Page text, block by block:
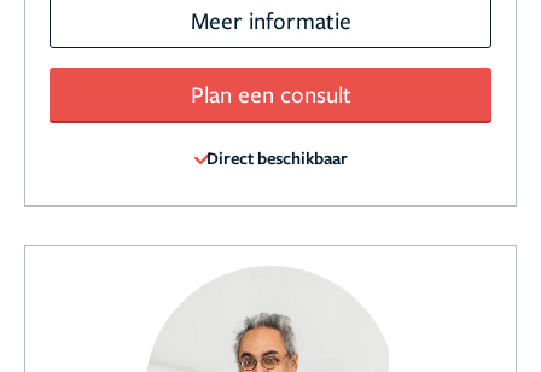
Meer informatie
Plan een consult
Direct beschikbaar